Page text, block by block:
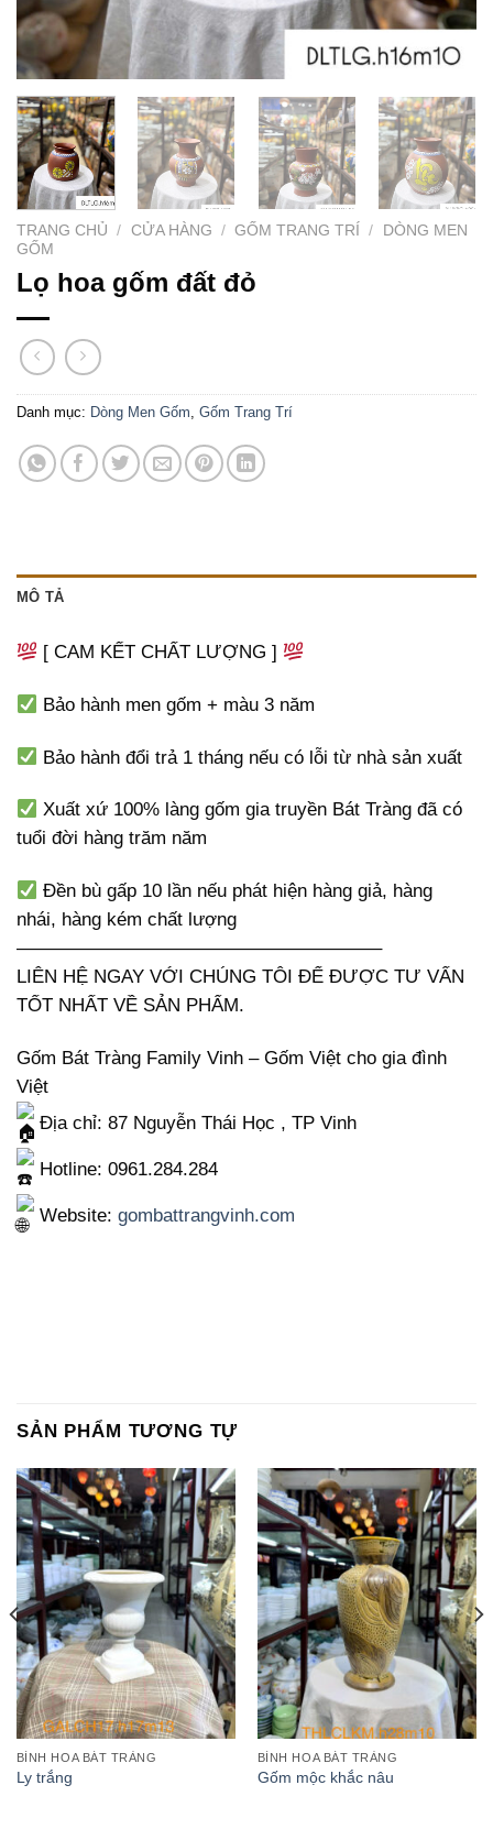
TRANG CHỦ / CỬA HÀNG / GỐM TRANG TRÍ /
DÒNG MEN
GỐM
Lọ hoa gốm đất đỏ
Danh mục: Dòng Men Gốm, Gốm Trang Trí
MÔ TẢ
[ CAM KẾT CHẤT LƯỢNG ]
Bảo hành men gốm + màu 3 năm
Bảo hành đổi trả 1 tháng nếu có lỗi từ nhà sản xuất
Xuất xứ 100% làng gốm gia truyền Bát Tràng đã có
tuổi đời hàng trăm năm
Đền bù gấp 10 lần nếu phát hiện hàng giả, hàng
nhái, hàng kém chất lượng
———————————————————–
LIÊN HỆ NGAY VỚI CHÚNG TÔI ĐỂ ĐƯỢC TƯ VẤN
TỐT NHẤT VỀ SẢN PHẨM.
Gốm Bát Tràng Family Vinh – Gốm Việt cho gia đình
Việt
Địa chỉ: 87 Nguyễn Thái Học , TP Vinh
Hotline: 0961.284.284
Website: gombattrangvinh.com
SẢN PHẨM TƯƠNG TỰ
BÌNH HOA BÁT TRÀNG
Ly trắng
BÌNH HOA BÁT TRÀNG
Gốm mộc khắc nâu